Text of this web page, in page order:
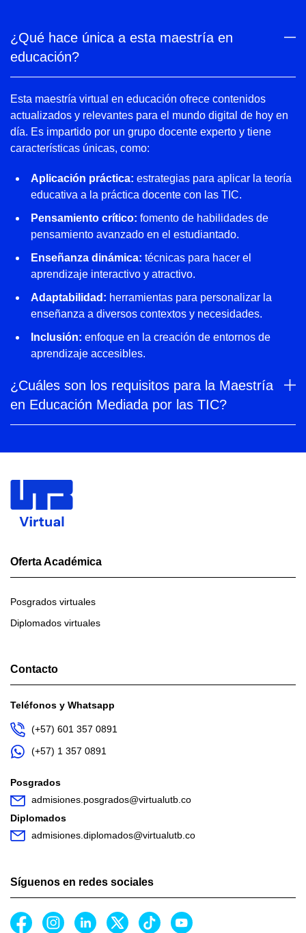
¿Qué hace única a esta maestría en
educación?
Esta maestría virtual en educación ofrece contenidos
actualizados y relevantes para el mundo digital de hoy en
día. Es impartido por un grupo docente experto y tiene
características únicas, como:
Aplicación práctica: estrategias para aplicar la teoría
educativa a la práctica docente con las TIC.
Pensamiento crítico: fomento de habilidades de
pensamiento avanzado en el estudiantado.
Enseñanza dinámica: técnicas para hacer el
aprendizaje interactivo y atractivo.
Adaptabilidad: herramientas para personalizar la
enseñanza a diversos contextos y necesidades.
Inclusión: enfoque en la creación de entornos de
aprendizaje accesibles.
¿Cuáles son los requisitos para la Maestría
en Educación Mediada por las TIC?
Oferta Académica
Posgrados virtuales
Diplomados virtuales
Contacto
Teléfonos y Whatsapp
(+57) 601 357 0891
(+57) 1 357 0891
Posgrados
admisiones.posgrados@virtualutb.co
Diplomados
admisiones.diplomados@virtualutb.co
Síguenos en redes sociales